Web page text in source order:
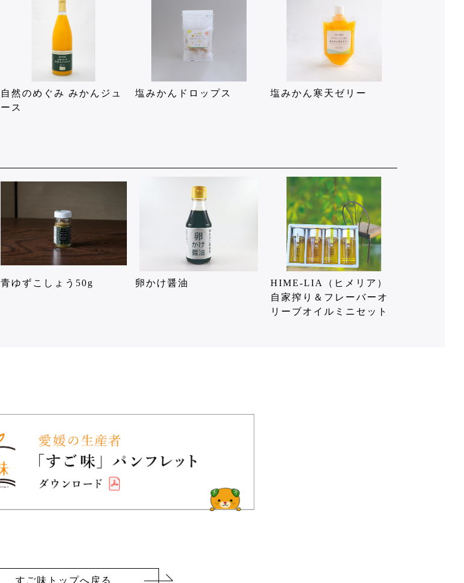
自然のめぐみ みかんジュ
ース
塩みかんドロップス 塩みかん寒天ゼリー
青ゆずこしょう50g 卵かけ醤油
HIME-LIA（ヒメリア）
自家搾り＆フレーバーオ
リーブオイルミニセット
すご味トップへ戻る